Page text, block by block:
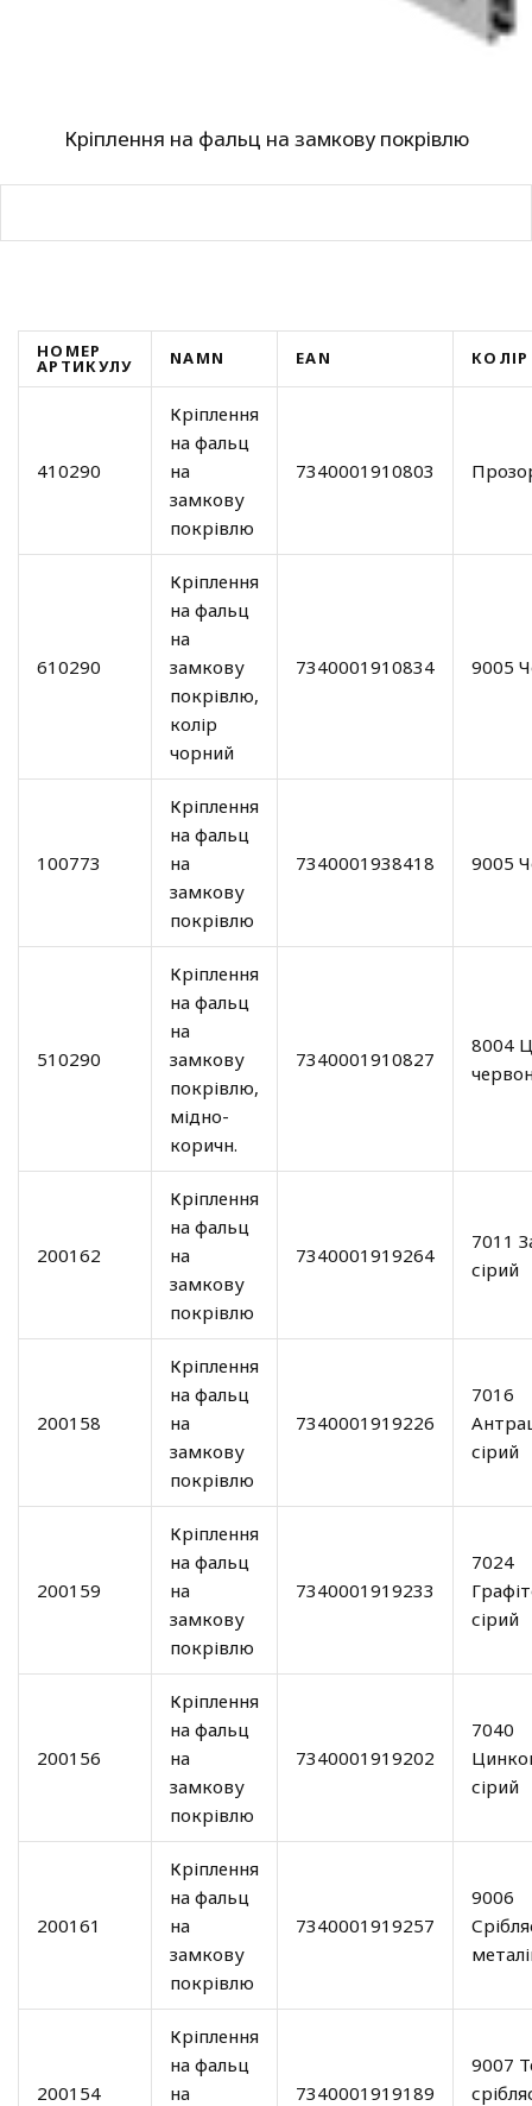
Кріплення на фальц на замкову покрівлю
НОМЕР
АРТИКУЛУ NAMN EAN КОЛІР
410290
Кріплення
на фальц
на
замкову
покрівлю
7340001910803
610290
Кріплення
на фальц
на
замкову
покрівлю,
колір
чорний
7340001910834 9005
100773
Кріплення
на фальц
на
замкову
покрівлю
7340001938418 9005
510290
Кріплення
на фальц
на
замкову
покрівлю,
мідно-
коричн.
7340001910827
8004
200162
Кріплення
на фальц
на
замкову
покрівлю
7340001919264
7011
сірий
200158
Кріплення
на фальц
на
замкову
покрівлю
7340001919226
7016
сірий
200159
Кріплення
на фальц
на
замкову
покрівлю
7340001919233
7024
сірий
200156
Кріплення
на фальц
на
замкову
покрівлю
7340001919202
7040
сірий
200161
Кріплення
на фальц
на
замкову
покрівлю
7340001919257
9006
200154
Кріплення
на фальц
на
7340001919189
9007